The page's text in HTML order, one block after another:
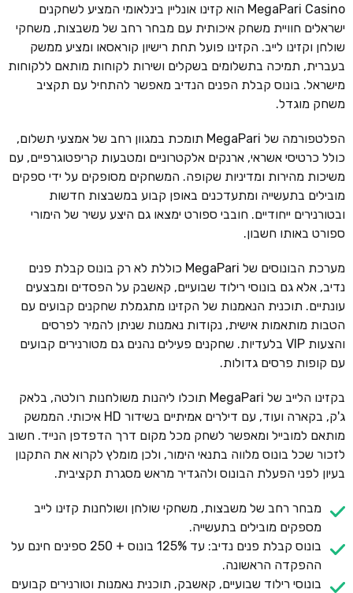
MegaPari Casino הוא קזינו אונליין בינלאומי המציע לשחקנים
ישראלים חוויית משחק איכותית עם מבחר רחב של משבצות, משחקי
שולחן וקזינו לייב. הקזינו פועל תחת רישיון קוראסאו ומציע ממשק
בעברית, תמיכה בתשלומים בשקלים ושירות לקוחות מותאם ללקוחות
מישראל. בונוס קבלת הפנים הנדיב מאפשר להתחיל עם תקציב
משחק מוגדל.
הפלטפורמה של MegaPari תומכת במגוון רחב של אמצעי תשלום,
כולל כרטיסי אשראי, ארנקים אלקטרוניים ומטבעות קריפטוגרפיים, עם
משיכות מהירות ומדיניות שקופה. המשחקים מסופקים על ידי ספקים
מובילים בתעשייה ומתעדכנים באופן קבוע במשבצות חדשות
ובטורנירים ייחודיים. חובבי ספורט ימצאו גם היצע עשיר של הימורי
ספורט באותו חשבון.
מערכת הבונוסים של MegaPari כוללת לא רק בונוס קבלת פנים
נדיב, אלא גם בונוסי רילוד שבועיים, קאשבק על הפסדים ומבצעים
עונתיים. תוכנית הנאמנות של הקזינו מתגמלת שחקנים קבועים עם
הטבות מותאמות אישית, נקודות נאמנות שניתן להמיר לפרסים
והצעות VIP בלעדיות. שחקנים פעילים נהנים גם מטורנירים קבועים
עם קופות פרסים גדולות.
בקזינו הלייב של MegaPari תוכלו ליהנות משולחנות רולטה, בלאק
ג'ק, בקארה ועוד, עם דילרים אמיתיים בשידור HD איכותי. הממשק
מותאם למובייל ומאפשר לשחק מכל מקום דרך הדפדפן הנייד. חשוב
לזכור שכל בונוס מלווה בתנאי הימור, ולכן מומלץ לקרוא את התקנון
בעיון לפני הפעלת הבונוס ולהגדיר מראש מסגרת תקציבית.
מבחר רחב של משבצות, משחקי שולחן ושולחנות קזינו לייב
מספקים מובילים בתעשייה.
בונוס קבלת פנים נדיב: עד 125% בונוס + 250 ספינים חינם על
ההפקדה הראשונה.
בונוסי רילוד שבועיים, קאשבק, תוכנית נאמנות וטורנירים קבועים